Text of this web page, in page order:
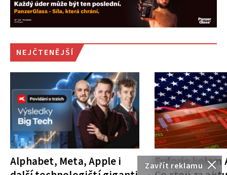
Zavřít reklamu
NEJČTENĚJŠÍ
Alphabet, Meta, Apple i
Euforie kolem